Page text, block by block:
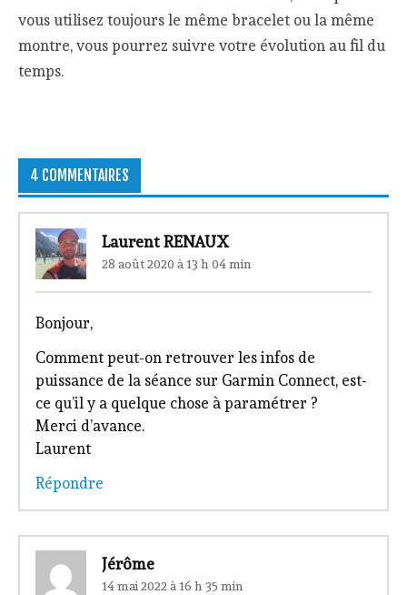
vous utilisez toujours le même bracelet ou la même
montre, vous pourrez suivre votre évolution au fil du
temps.
4 COMMENTAIRES
Laurent RENAUX
28 août 2020 à 13 h 04 min
Bonjour,
Comment peut-on retrouver les infos de
puissance de la séance sur Garmin Connect, est-
ce qu’il y a quelque chose à paramétrer ?
Merci d’avance.
Laurent
Répondre
Jérôme
14 mai 2022 à 16 h 35 min